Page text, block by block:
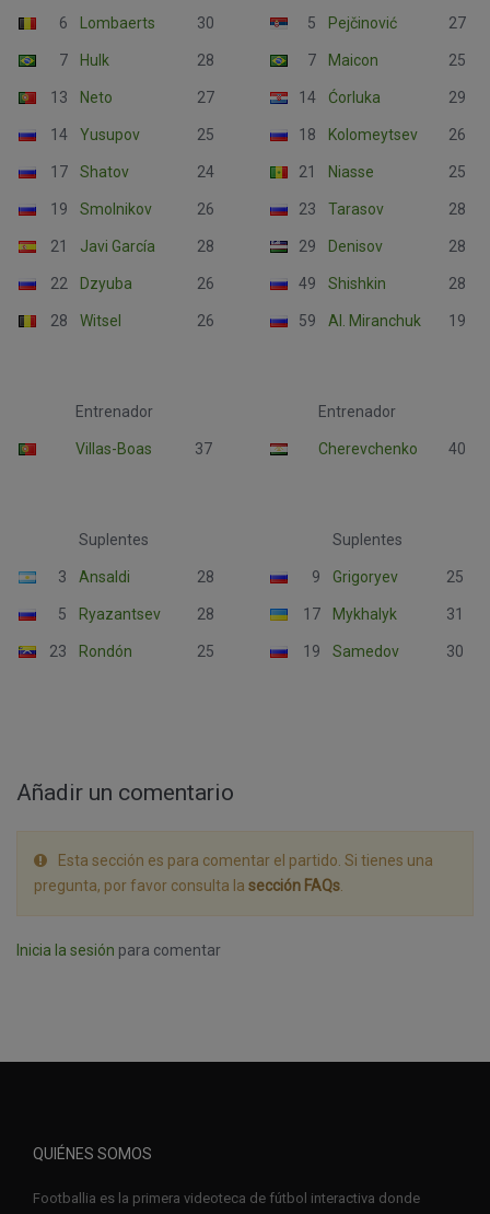
6 Lombaerts 30
7 Hulk 28
13 Neto 27
14 Yusupov 25
17 Shatov 24
19 Smolnikov 26
21 Javi García 28
22 Dzyuba 26
28 Witsel 26
5 Pejčinović 27
7 Maicon 25
14 Ćorluka 29
18 Kolomeytsev 26
21 Niasse 25
23 Tarasov 28
29 Denisov 28
49 Shishkin 28
59 Al. Miranchuk 19
Entrenador
Villas-Boas 37
Entrenador
Cherevchenko 40
Suplentes
3 Ansaldi 28
5 Ryazantsev 28
23 Rondón 25
Suplentes
9 Grigoryev 25
17 Mykhalyk 31
19 Samedov 30
Añadir un comentario
Esta sección es para comentar el partido. Si tienes una
pregunta, por favor consulta la sección FAQs
Inicia la sesión para comentar
QUIÉNES SOMOS
Footballia es la primera videoteca de fútbol interactiva donde